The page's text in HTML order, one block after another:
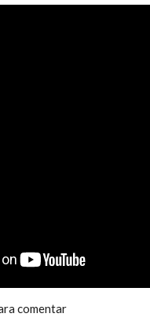
comentar